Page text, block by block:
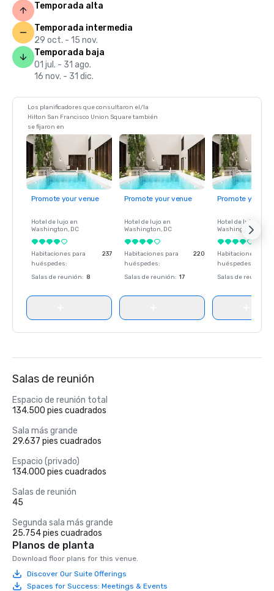
Temporada alta
Temporada intermedia
29 oct. - 15 nov.
Temporada baja
01 jul. - 31 ago.
16 nov. - 31 dic.
Los planificadores que consultaron el/la
Hilton San Francisco Union Square también
se fijaron en
Promote your venue
Hotel de lujo en
Washington, DC
Habitaciones para
huéspedes:
237
Salas de reunión: 8
Promote your venue
Hotel de lujo en
Washington, DC
Habitaciones para
huéspedes:
220
Salas de reunión: 17
Promote your
Hotel de lujo en
Washington
Habitaciones para
huéspedes
Salas de reunión
Salas de reunión
Espacio de reunión total
134.500 pies cuadrados
Sala más grande
29.637 pies cuadrados
Espacio (privado)
134.000 pies cuadrados
Salas de reunión
45
Segunda sala más grande
25.754 pies cuadrados
Planos de planta
Download floor plans for this venue.
Discover Our Suite Offerings
Spaces for Success: Meetings & Events